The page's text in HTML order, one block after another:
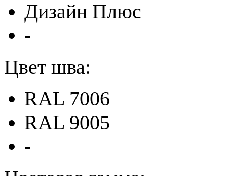
Дизайн Плюс
-
Цвет шва:
RAL 7006
RAL 9005
-